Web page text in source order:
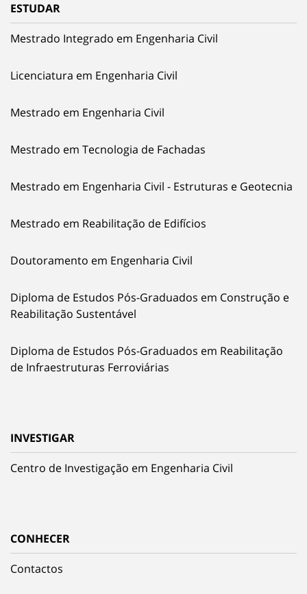
ESTUDAR
Mestrado Integrado em Engenharia Civil
Licenciatura em Engenharia Civil
Mestrado em Engenharia Civil
Mestrado em Tecnologia de Fachadas
Mestrado em Engenharia Civil - Estruturas e Geotecnia
Mestrado em Reabilitação de Edifícios
Doutoramento em Engenharia Civil
Diploma de Estudos Pós-Graduados em Construção e
Reabilitação Sustentável
Diploma de Estudos Pós-Graduados em Reabilitação
de Infraestruturas Ferroviárias
INVESTIGAR
Centro de Investigação em Engenharia Civil
CONHECER
Contactos